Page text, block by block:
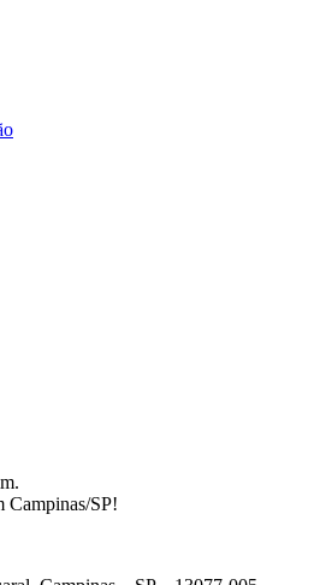
Campinas/SP!